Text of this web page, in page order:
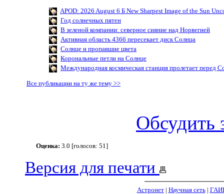
APOD: 2026 August 6 Б New Sharpest Image of the Sun
Год солнечных пятен
В зеленой компании: северное сияние над Норвегией
Активная область 4366 пересекает диск Солнца
Солнце и пропавшие цвета
Корональные петли на Солнце
Международная космическая станция пролетает перед
Все публикации на ту же тему >>
Обсудить
Оценка: 3.0 [голосов: 51]
Версия для печати
Астронет| Научная сеть|